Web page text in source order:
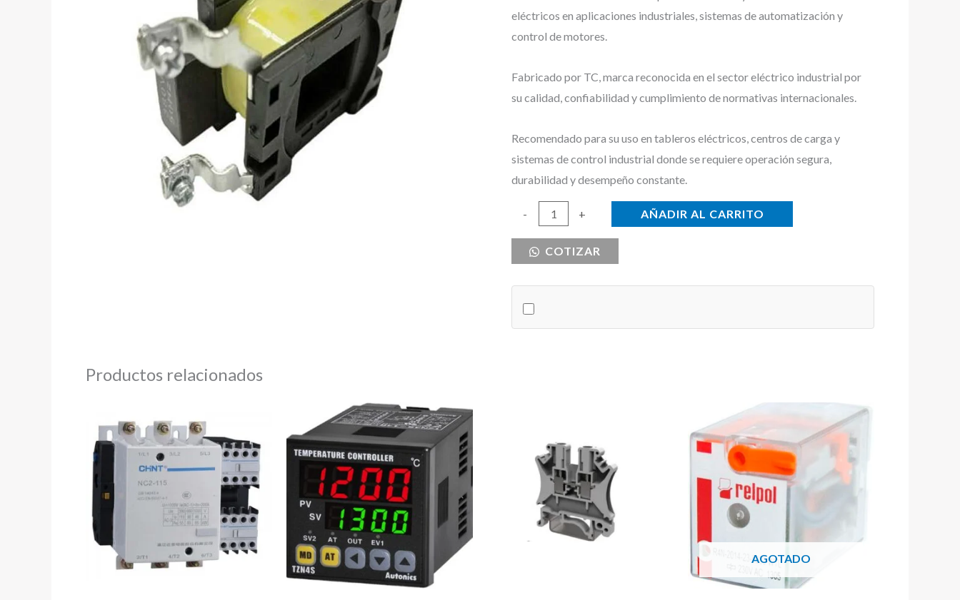
eléctricos en aplicaciones industriales, sistemas de automatización y
control de motores.
Fabricado por TC, marca reconocida en el sector eléctrico industrial por
su calidad, confiabilidad y cumplimiento de normativas internacionales.
Recomendado para su uso en tableros eléctricos, centros de carga y
sistemas de control industrial donde se requiere operación segura,
durabilidad y desempeño constante.
-
BOBINA
PARA
40-
+ AÑADIR AL CARRITO
COTIZAR
Productos relacionados
AGOTADO